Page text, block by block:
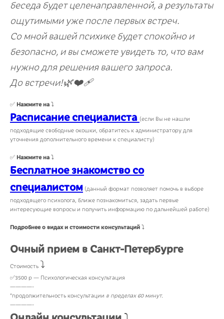
беседа будет целенаправленной, а результаты
ощутимыми уже после первых встреч.
Со мной вашей психике будет спокойно и
безопасно, и вы сможете увидеть то, что вам
нужно для решения вашего запроса.
До встречи!🌿❤️‍🩹
✅ Нажмите на ⤵️
Расписание специалиста (если Вы не нашли
подходящие свободные окошки, обратитесь к администратору для
уточнения дополнительного времени к специалисту)
✅ Нажмите на ⤵️
Бесплатное знакомство со
специалистом (данный формат позволяет помочь в выборе
подходящего психолога, ближе познакомиться, задать первые
интересующие вопросы и получить информацию по дальнейшей работе)
Подробнее о видах и стоимости консультаций ⤵️
Очный прием в Санкт-Петербурге
Стоимость ⤵️
✅3500 р — Психологическая консультация
————-
*продолжительность консультации в пределах 60 минут.
————-